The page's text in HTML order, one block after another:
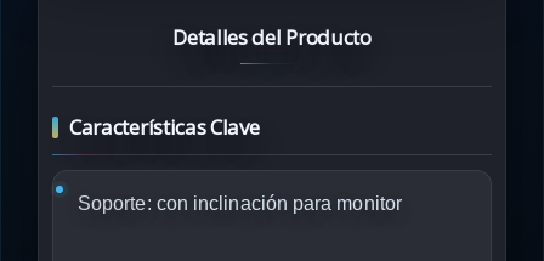
Detalles del Producto
Características Clave
Soporte: con inclinación para monitor